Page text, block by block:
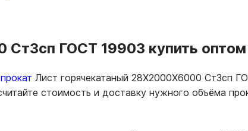
ГОСТ 19903 купить оптом
Лист горячекатаный 28Х2000Х6000 Ст3сп
стоимость и доставку нужного объёма